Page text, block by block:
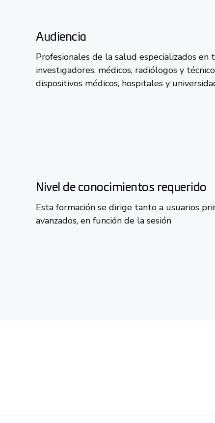
Audiencia
Profesionales de la salud especializados en
investigadores, médicos, radiólogos y
dispositivos médicos, hospitales y
Nivel de conocimientos requerido
Esta formación se dirige tanto a usuarios
avanzados, en función de la sesión